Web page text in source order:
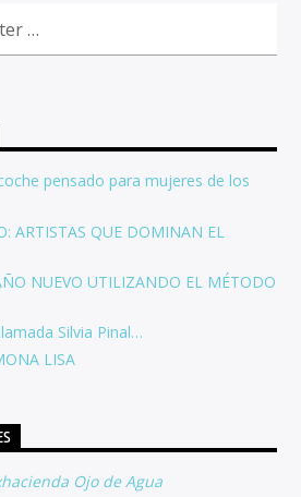
pensado para mujeres de los
ARTISTAS QUE DOMINAN EL
NUEVO UTILIZANDO EL MÉTODO
Silvia Pinal…
LISA
Ojo de Agua